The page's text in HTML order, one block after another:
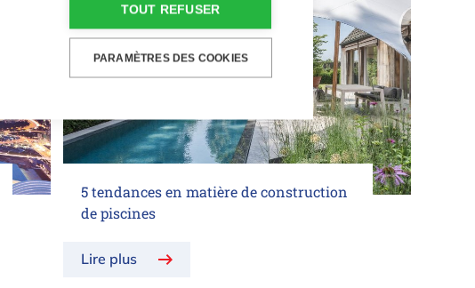
5 tendances en matière de construction
de piscines
Lire plus
TOUT REFUSER
PARAMÈTRES DES COOKIES